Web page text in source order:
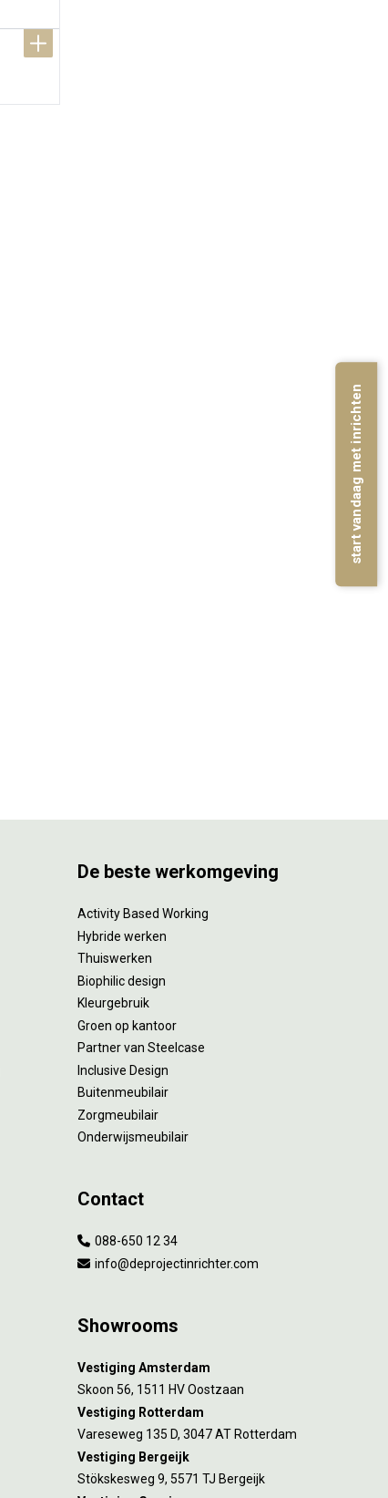
De beste werkomgeving
Activity Based Working
Hybride werken
Thuiswerken
Biophilic design
Kleurgebruik
Groen op kantoor
Partner van Steelcase
Inclusive Design
Buitenmeubilair
Zorgmeubilair
Onderwijsmeubilair
Contact
088-650 12 34
info@deprojectinrichter.com
Showrooms
Vestiging Amsterdam
Skoon 56, 1511 HV Oostzaan
Vestiging Rotterdam
Vareseweg 135 D, 3047 AT Rotterdam
Vestiging Bergeijk
Stökskesweg 9, 5571 TJ Bergeijk
start vandaag met inrichten